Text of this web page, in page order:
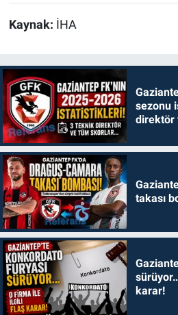
Kaynak: İHA
sezonu
direktör
takası
karar!